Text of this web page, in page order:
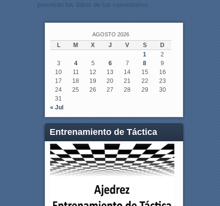
procesan los datos de tus comentarios.
AGOSTO 2026
L M X J V S
D
1
2
3
4 5 6 7 8
9
10
11 12 13 14 15
16
17
18 19 20 21 22
23
24
25 26 27 28 29
30
31
« Jul
Entrenamiento de Táctica